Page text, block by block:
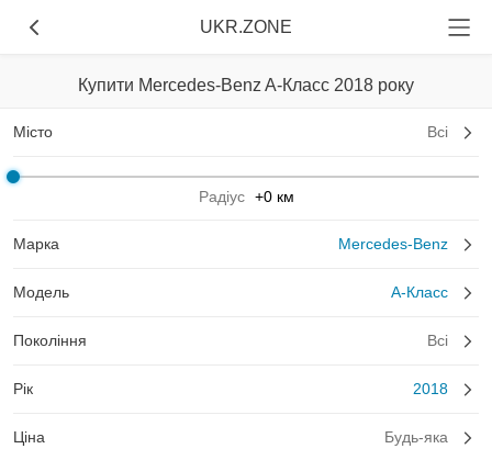
UKR.ZONE
Купити Mercedes-Benz A-Класс 2018 року
Місто Всі
Радіус +0 км
Марка Mercedes-Benz
Модель A-Класс
Покоління Всі
Рік 2018
Ціна Будь-яка